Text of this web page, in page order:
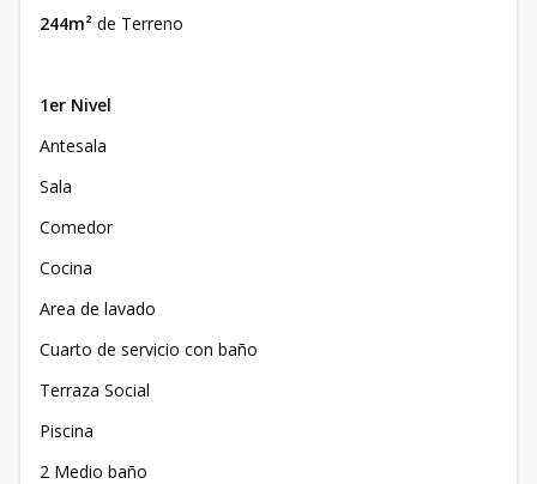
244m² de Terreno
1er Nivel
Antesala
Sala
Comedor
Cocina
Area de lavado
Cuarto de servicio con baño
Terraza Social
Piscina
2 Medio baño